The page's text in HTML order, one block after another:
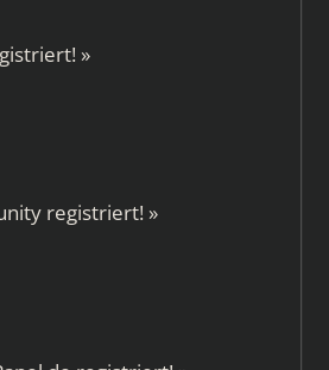
»
registriert! »